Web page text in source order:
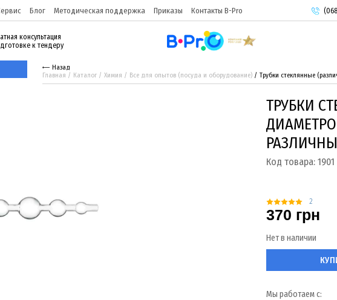
Блог Методическая поддержка Приказы Контакты B-Pro
консультация
к тендеру
Назад
Главная
Каталог Химия Все для опытов (посуда и оборудование) Трубки стеклянные
ТРУБКИ
Код товара: 1901
2
370 грн
Нет в наличии
Мы работаем с: